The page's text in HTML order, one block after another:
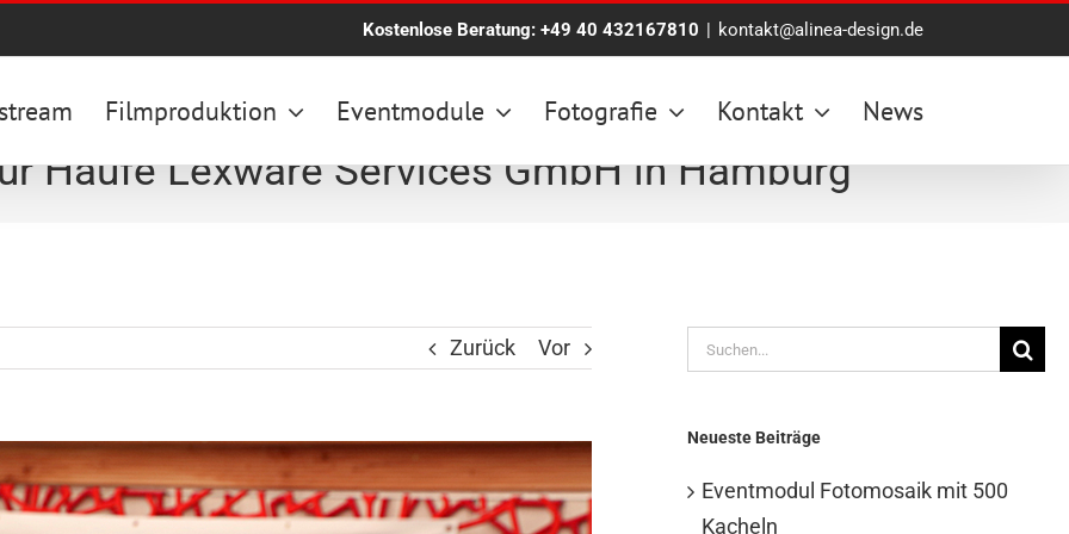
Kostenlose Beratung: +49 40 432167810 | kontakt@alinea-design.de
Filmproduktion Eventmodule Fotografie Kontakt News
Haufe Lexware Services GmbH in Hamburg
Zurück Vor
Suche
nach:
Neueste Beiträge
Eventmodul Fotomosaik mit 500
Kacheln